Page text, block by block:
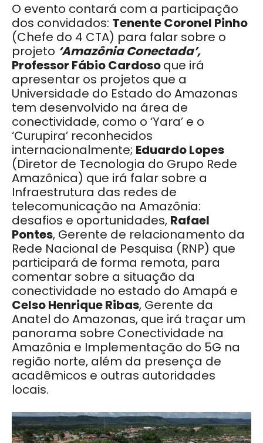
O evento contará com a participação
dos convidados: Tenente Coronel Pinho
(Chefe do 4 CTA) para falar sobre o
projeto ‘Amazônia Conectada’,
Professor Fábio Cardosoque irá
apresentar os projetos que a
Universidade do Estado do Amazonas
tem desenvolvido na área de
conectividade, como o ‘Yara’ e o
‘Curupira’ reconhecidos
internacionalmente; Eduardo Lopes
(Diretor de Tecnologia do Grupo Rede
Amazônica) que irá falar sobre a
Infraestrutura das redes de
telecomunicação na Amazônia:
desafios e oportunidades, Rafael
Pontes, Gerente de relacionamento da
Rede Nacional de Pesquisa (RNP) que
participará de forma remota, para
comentar sobre a situação da
conectividade no estado do Amapá e
Celso Henrique Ribas, Gerente da
Anatel do Amazonas, que irá traçar um
panorama sobre Conectividade na
Amazônia e Implementação do 5G na
região norte, além da presença de
acadêmicos e outras autoridades
locais.